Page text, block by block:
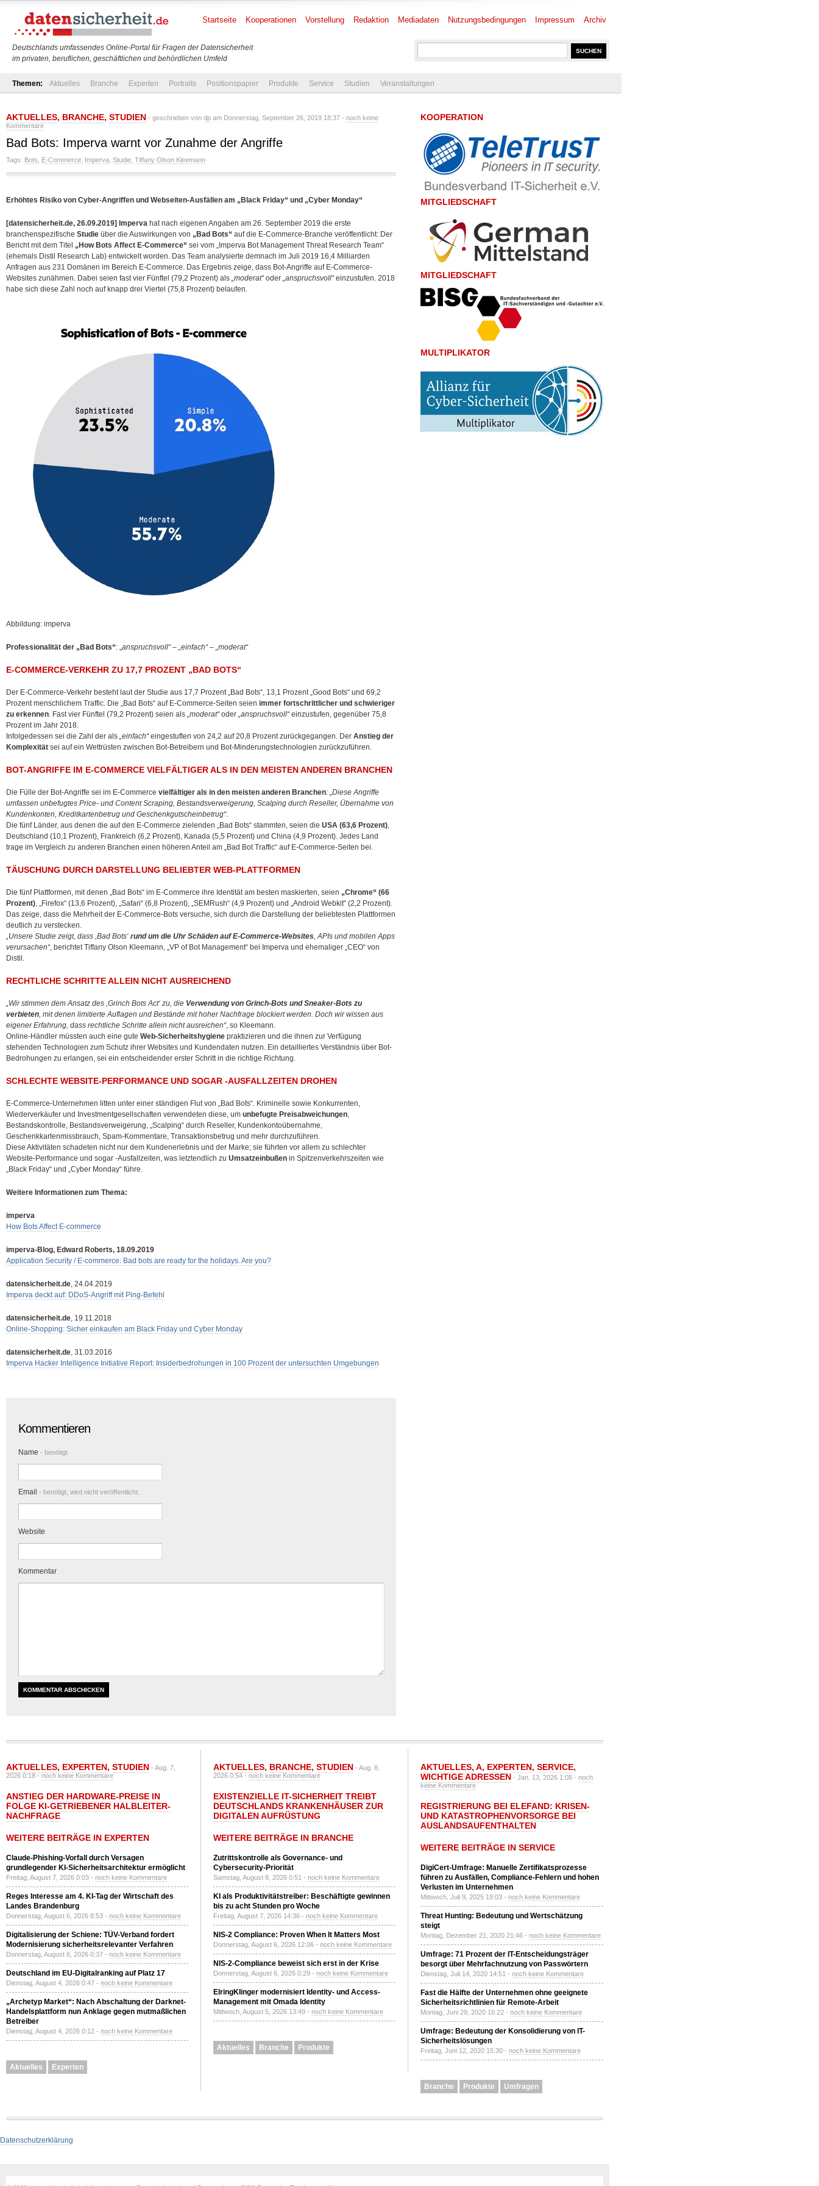
Deutschlands umfassendes Online-Portal für Fragen der Datensicherheit
im privaten, beruflichen, geschäftlichen und behördlichen Umfeld
Startseite Kooperationen Vorstellung Redaktion Mediadaten Nutzungsbedingungen Impressum Archiv
Themen: Aktuelles Branche Experten Portraits Positionspapier Produkte Service Studien Veranstaltungen
AKTUELLES, BRANCHE, STUDIEN - geschrieben von dp am Donnerstag, September 26, 2019 18:37 - noch keine
Kommentare
Bad Bots: Imperva warnt vor Zunahme der Angriffe
Tags: Bots E-Commerce Imperva Studie Tiffany Olson Kleemann
Erhöhtes Risiko von Cyber-Angriffen und Webseiten-Ausfällen am „Black Friday“ und „Cyber Monday“
[datensicherheit.de, 26.09.2019] Imperva hat nach eigenen Angaben am 26. September 2019 die erste
branchenspezifische Studie über die Auswirkungen von „Bad Bots“ auf die E-Commerce-Branche veröffentlicht: Der
Bericht mit dem Titel „How Bots Affect E-Commerce“ sei vom „Imperva Bot Management Threat Research Team“
(ehemals Distil Research Lab) entwickelt worden. Das Team analysierte demnach im Juli 2019 16,4 Milliarden
Anfragen aus 231 Domänen im Bereich E-Commerce. Das Ergebnis zeige, dass Bot-Angriffe auf E-Commerce-
Websites zunähmen. Dabei seien fast vier Fünftel (79,2 Prozent) als „moderat“oder „anspruchsvoll“einzustufen. 2018
habe sich diese Zahl noch auf knapp drei Viertel (75,8 Prozent) belaufen.
Abbildung: imperva
Professionalität der „Bad Bots“: „anspruchsvoll“ – „einfach“ – „moderat“
E-COMMERCE-VERKEHR ZU 17,7 PROZENT „BAD BOTS“
Der E-Commerce-Verkehr besteht laut der Studie aus 17,7 Prozent „Bad Bots“, 13,1 Prozent „Good Bots“ und 69,2
Prozent menschlichem Traffic. Die „Bad Bots“ auf E-Commerce-Seiten seien immer fortschrittlicher und schwieriger
zu erkennen. Fast vier Fünftel (79,2 Prozent) seien als „moderat“oder „anspruchsvoll“einzustufen, gegenüber 75,8
Prozent im Jahr 2018.
Infolgedessen sei die Zahl der als „einfach“eingestuften von 24,2 auf 20,8 Prozent zurückgegangen. Der Anstieg der
Komplexität sei auf ein Wettrüsten zwischen Bot-Betreibern und Bot-Minderungstechnologien zurückzuführen.
BOT-ANGRIFFE IM E-COMMERCE VIELFÄLTIGER ALS IN DEN MEISTEN ANDEREN BRANCHEN
Die Fülle der Bot-Angriffe sei im E-Commerce vielfältiger als in den meisten anderen Branchen: „Diese Angriffe
umfassen unbefugtes Price- und Content Scraping, Bestandsverweigerung, Scalping durch Reseller, Übernahme von
Kundenkonten, Kreditkartenbetrug und Geschenkgutscheinbetrug“.
Die fünf Länder, aus denen die auf den E-Commerce zielenden „Bad Bots“ stammten, seien die USA (63,6 Prozent),
Deutschland (10,1 Prozent), Frankreich (6,2 Prozent), Kanada (5,5 Prozent) und China (4,9 Prozent). Jedes Land
trage im Vergleich zu anderen Branchen einen höheren Anteil am „Bad Bot Traffic“ auf E-Commerce-Seiten bei.
TÄUSCHUNG DURCH DARSTELLUNG BELIEBTER WEB-PLATTFORMEN
Die fünf Plattformen, mit denen „Bad Bots“ im E-Commerce ihre Identität am besten maskierten, seien „Chrome“ (66
Prozent), „Firefox“ (13,6 Prozent), „Safari“ (6,8 Prozent), „SEMRush“ (4,9 Prozent) und „Android Webkit“ (2,2 Prozent).
Das zeige, dass die Mehrheit der E-Commerce-Bots versuche, sich durch die Darstellung der beliebtesten Plattformen
deutlich zu verstecken.
„Unsere Studie zeigt, dass ,Bad Bots‘ rund um die Uhr Schäden auf E-Commerce-Websites, APIs und mobilen Apps
verursachen“, berichtet Tiffany Olson Kleemann, „VP of Bot Management“ bei Imperva und ehemaliger „CEO“ von
Distil.
RECHTLICHE SCHRITTE ALLEIN NICHT AUSREICHEND
„Wir stimmen dem Ansatz des ,Grinch Bots Act‘ zu, die Verwendung von Grinch-Bots und Sneaker-Bots zu
verbieten, mit denen limitierte Auflagen und Bestände mit hoher Nachfrage blockiert werden. Doch wir wissen aus
eigener Erfahrung, dass rechtliche Schritte allein nicht ausreichen“, so Kleemann.
Online-Händler müssten auch eine gute Web-Sicherheitshygiene praktizieren und die ihnen zur Verfügung
stehenden Technologien zum Schutz ihrer Websites und Kundendaten nutzen. Ein detailliertes Verständnis über Bot-
Bedrohungen zu erlangen, sei ein entscheidender erster Schritt in die richtige Richtung.
SCHLECHTE WEBSITE-PERFORMANCE UND SOGAR -AUSFALLZEITEN DROHEN
E-Commerce-Unternehmen litten unter einer ständigen Flut von „Bad Bots“. Kriminelle sowie Konkurrenten,
Wiederverkäufer und Investmentgesellschaften verwendeten diese, um unbefugte Preisabweichungen,
Bestandskontrolle, Bestandsverweigerung, „Scalping“ durch Reseller, Kundenkontoübernahme,
Geschenkkartenmissbrauch, Spam-Kommentare, Transaktionsbetrug und mehr durchzuführen.
Diese Aktivitäten schadeten nicht nur dem Kundenerlebnis und der Marke; sie führten vor allem zu schlechter
Website-Performance und sogar -Ausfallzeiten, was letztendlich zu Umsatzeinbußen in Spitzenverkehrszeiten wie
„Black Friday“ und „Cyber Monday“ führe.
Weitere Informationen zum Thema:
imperva
How Bots Affect E-commerce
imperva-Blog, Edward Roberts, 18.09.2019
Application Security / E-commerce: Bad bots are ready for the holidays. Are you?
datensicherheit.de, 24.04.2019
Imperva deckt auf: DDoS-Angriff mit Ping-Befehl
datensicherheit.de, 19.11.2018
Online-Shopping: Sicher einkaufen am Black Friday und Cyber Monday
datensicherheit.de, 31.03.2016
Imperva Hacker Intelligence Initiative Report: Insiderbedrohungen in 100 Prozent der untersuchten Umgebungen
Kommentieren
Name - benötigt
Email - benötigt, wird nicht veröffentlicht.
Website
Kommentar
KOOPERATION
MITGLIEDSCHAFT
MITGLIEDSCHAFT
MULTIPLIKATOR
AKTUELLES, EXPERTEN, STUDIEN - Aug. 7,
2026 0:18 -noch keine Kommentare
ANSTIEG DER HARDWARE-PREISE IN
FOLGE KI-GETRIEBENER HALBLEITER-
NACHFRAGE
WEITERE BEITRÄGE IN EXPERTEN
Claude-Phishing-Vorfall durch Versagen
grundlegender KI-Sicherheitsarchitektur ermöglicht
Freitag, August 7, 2026 0:03 - noch keine Kommentare
Reges Interesse am 4. KI-Tag der Wirtschaft des
Landes Brandenburg
Donnerstag, August 6, 2026 8:53 - noch keine Kommentare
Digitalisierung der Schiene: TÜV-Verband fordert
Modernisierung sicherheitsrelevanter Verfahren
Donnerstag, August 6, 2026 0:37 - noch keine Kommentare
Deutschland im EU-Digitalranking auf Platz 17
Dienstag, August 4, 2026 0:47 - noch keine Kommentare
„Archetyp Market“: Nach Abschaltung der Darknet-
Handelsplattform nun Anklage gegen mutmaßlichen
Betreiber
Dienstag, August 4, 2026 0:12 - noch keine Kommentare
Aktuelles Experten
AKTUELLES, BRANCHE, STUDIEN - Aug. 8,
2026 0:54 -noch keine Kommentare
EXISTENZIELLE IT-SICHERHEIT TREIBT
DEUTSCHLANDS KRANKENHÄUSER ZUR
DIGITALEN AUFRÜSTUNG
WEITERE BEITRÄGE IN BRANCHE
Zutrittskontrolle als Governance- und
Cybersecurity-Priorität
Samstag, August 8, 2026 0:51 - noch keine Kommentare
KI als Produktivitätstreiber: Beschäftigte gewinnen
bis zu acht Stunden pro Woche
Freitag, August 7, 2026 14:36 - noch keine Kommentare
NIS-2 Compliance: Proven When It Matters Most
Donnerstag, August 6, 2026 12:06 - noch keine Kommentare
NIS-2-Compliance beweist sich erst in der Krise
Donnerstag, August 6, 2026 0:29 - noch keine Kommentare
ElringKlinger modernisiert Identity- und Access-
Management mit Omada Identity
Mittwoch, August 5, 2026 13:49 - noch keine Kommentare
Aktuelles Branche Produkte
AKTUELLES, A, EXPERTEN, SERVICE,
WICHTIGE ADRESSEN - Jan. 13, 2026 1:08 - noch
keine Kommentare
REGISTRIERUNG BEI ELEFAND: KRISEN-
UND KATASTROPHENVORSORGE BEI
AUSLANDSAUFENTHALTEN
WEITERE BEITRÄGE IN SERVICE
DigiCert-Umfrage: Manuelle Zertifikatsprozesse
führen zu Ausfällen, Compliance-Fehlern und hohen
Verlusten im Unternehmen
Mittwoch, Juli 9, 2025 19:03 - noch keine Kommentare
Threat Hunting: Bedeutung und Wertschätzung
steigt
Montag, Dezember 21, 2020 21:46 - noch keine Kommentare
Umfrage: 71 Prozent der IT-Entscheidungsträger
besorgt über Mehrfachnutzung von Passwörtern
Dienstag, Juli 14, 2020 14:51 - noch keine Kommentare
Fast die Hälfte der Unternehmen ohne geeignete
Sicherheitsrichtlinien für Remote-Arbeit
Montag, Juni 29, 2020 16:22 - noch keine Kommentare
Umfrage: Bedeutung der Konsolidierung von IT-
Sicherheitslösungen
Freitag, Juni 12, 2020 15:30 - noch keine Kommentare
Branche Produkte Umfragen
Datenschutzerklärung